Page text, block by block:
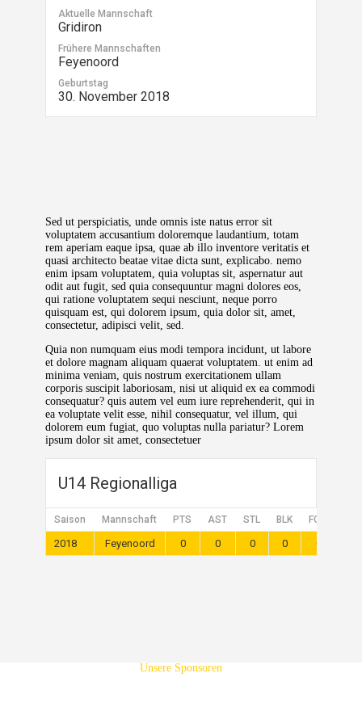
Aktuelle Mannschaft
Gridiron
Frühere Mannschaften
Feyenoord
Geburtstag
30. November 2018
Sed ut perspiciatis, unde omnis iste natus error sit
voluptatem accusantium doloremque laudantium, totam
rem aperiam eaque ipsa, quae ab illo inventore veritatis et
quasi architecto beatae vitae dicta sunt, explicabo. nemo
enim ipsam voluptatem, quia voluptas sit, aspernatur aut
odit aut fugit, sed quia consequuntur magni dolores eos,
qui ratione voluptatem sequi nesciunt, neque porro
quisquam est, qui dolorem ipsum, quia dolor sit, amet,
consectetur, adipisci velit, sed.
Quia non numquam eius modi tempora incidunt, ut labore
et dolore magnam aliquam quaerat voluptatem. ut enim ad
minima veniam, quis nostrum exercitationem ullam
corporis suscipit laboriosam, nisi ut aliquid ex ea commodi
consequatur? quis autem vel eum iure reprehenderit, qui in
ea voluptate velit esse, nihil consequatur, vel illum, qui
dolorem eum fugiat, quo voluptas nulla pariatur? Lorem
ipsum dolor sit amet, consectetuer
U14 Regionalliga
Saison Mannschaft PTS AST STL BLK FGM
2018 Feyenoord 0 0 0 0 0
Unsere Sponsoren